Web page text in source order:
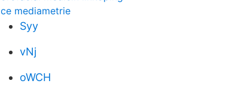
ce mediametrie
Syy
vNj
oWCH